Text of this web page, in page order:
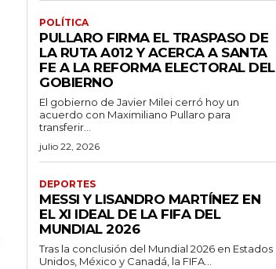
POLÍTICA
PULLARO FIRMA EL TRASPASO DE
LA RUTA A012 Y ACERCA A SANTA
FE A LA REFORMA ELECTORAL DEL
GOBIERNO
El gobierno de Javier Milei cerró hoy un
acuerdo con Maximiliano Pullaro para
transferir...
julio 22, 2026
DEPORTES
MESSI Y LISANDRO MARTÍNEZ EN
EL XI IDEAL DE LA FIFA DEL
MUNDIAL 2026
Tras la conclusión del Mundial 2026 en Estados
Unidos, México y Canadá, la FIFA...